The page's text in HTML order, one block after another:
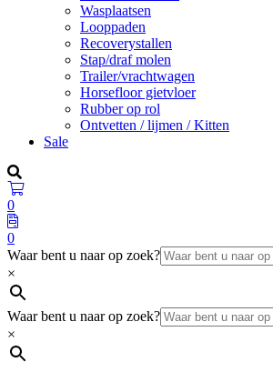
Wasplaatsen
Looppaden
Recoverystallen
Stap/draf molen
Trailer/vrachtwagen
Horsefloor gietvloer
Rubber op rol
Ontvetten / lijmen / Kitten
Sale
0
0
Waar bent u naar op zoek?
×
Waar bent u naar op zoek?
×